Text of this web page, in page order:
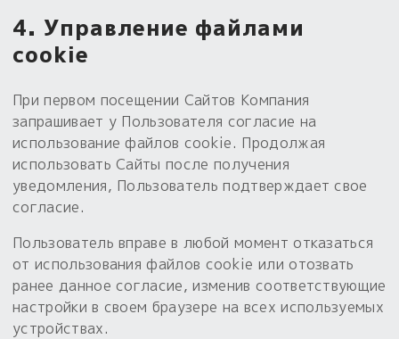
4. Управление файлами
cookie
При первом посещении Сайтов Компания
запрашивает у Пользователя согласие на
использование файлов cookie. Продолжая
использовать Сайты после получения
уведомления, Пользователь подтверждает свое
согласие.
Пользователь вправе в любой момент отказаться
от использования файлов cookie или отозвать
ранее данное согласие, изменив соответствующие
настройки в своем браузере на всех используемых
устройствах.